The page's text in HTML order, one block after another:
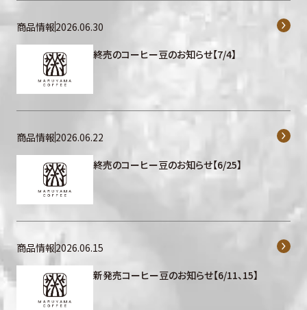
商品情報2026.06.30
終売のコーヒー豆のお知らせ【7/4】
商品情報2026.06.22
終売のコーヒー豆のお知らせ【6/25】
商品情報2026.06.15
新発売コーヒー豆のお知らせ【6/11、15】